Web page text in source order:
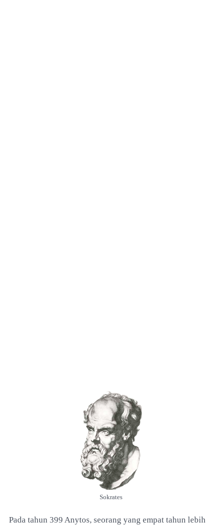
Sokrates
Pada tahun 399 Anytos, seorang yang empat tahun lebih